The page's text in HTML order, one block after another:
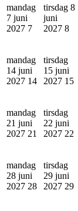
mandag
7 juni
2027 7
tirsdag 8
juni
2027 8
mandag
14 juni
2027 14
tirsdag
15 juni
2027 15
mandag
21 juni
2027 21
tirsdag
22 juni
2027 22
mandag
28 juni
2027 28
tirsdag
29 juni
2027 29